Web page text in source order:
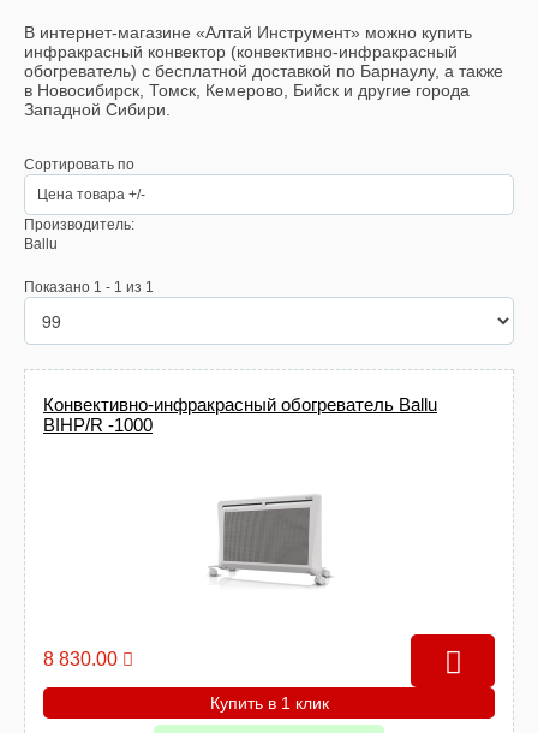
В интернет-магазине «Алтай Инструмент» можно купить
инфракрасный конвектор (конвективно-инфракрасный
обогреватель) с бесплатной доставкой по Барнаулу, а также
в Новосибирск, Томск, Кемерово, Бийск и другие города
Западной Сибири.
Сортировать по
Цена товара +/-
Производитель:
Ballu
Показано 1 - 1 из 1
Конвективно-инфракрасный обогреватель Ballu
BIHP/R -1000
8 830.00
Купить в 1 клик